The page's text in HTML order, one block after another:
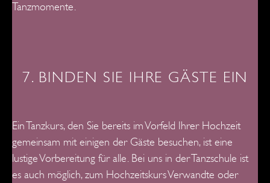
Tanzmomente.
7. BINDEN SIE IHRE GÄSTE EIN
Ein Tanzkurs, den Sie bereits im Vorfeld Ihrer Hochzeit
gemeinsam mit einigen der Gäste besuchen, ist eine
lustige Vorbereitung für alle. Bei uns in der Tanzschule ist
es auch möglich, zum Hochzeitskurs Verwandte oder